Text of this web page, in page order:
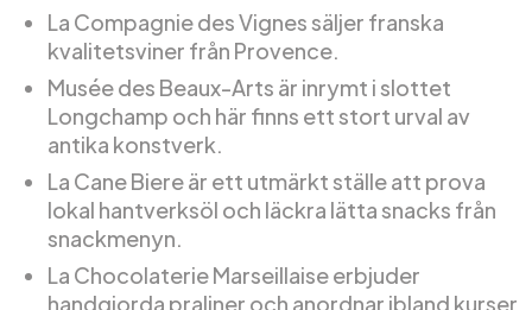
La Compagnie des Vignes säljer franska
kvalitetsviner från Provence.
Musée des Beaux-Arts är inrymt i slottet
Longchamp och här finns ett stort urval av
antika konstverk.
La Cane Biere är ett utmärkt ställe att prova
lokal hantverksöl och läckra lätta snacks från
snackmenyn.
La Chocolaterie Marseillaise erbjuder
handgjorda praliner och anordnar ibland kurser